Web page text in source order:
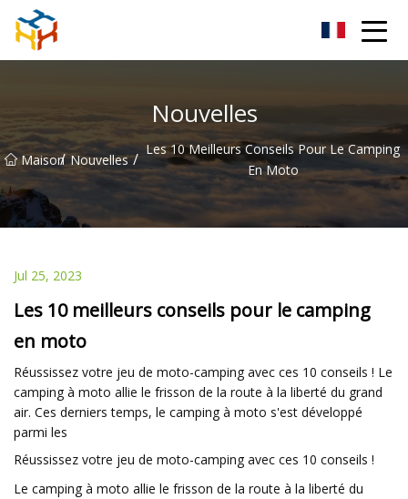
Nouvelles
Maison
/ Nouvelles / Les 10 Meilleurs Conseils Pour Le Camping
En Moto
Jul 25, 2023
Les 10 meilleurs conseils pour le camping
en moto
Réussissez votre jeu de moto-camping avec ces 10 conseils ! Le
camping à moto allie le frisson de la route à la liberté du grand
air. Ces derniers temps, le camping à moto s'est développé
parmi les
Réussissez votre jeu de moto-camping avec ces 10 conseils !
Le camping à moto allie le frisson de la route à la liberté du